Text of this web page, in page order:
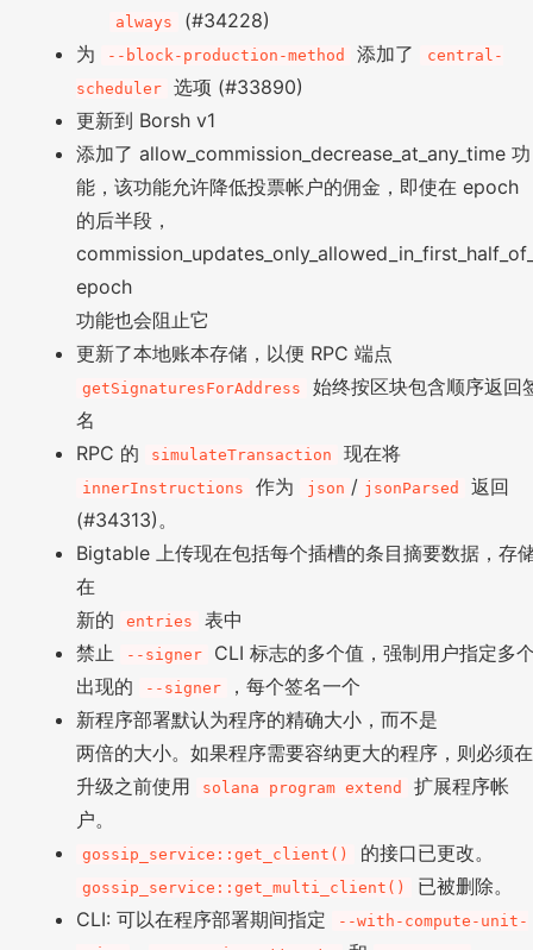
always
(#34228)
为
--block-production-method 添加了
central-
scheduler
选项 (#33890)
更新到 Borsh v1
添加了 allow_commission_decrease_at_any_time 功
能，该功能允许降低投票帐户的佣金，即使在 epoch
的后半段，
epoch
功能也会阻止它
更新了本地账本存储，以便 RPC 端点
getSignaturesForAddress
始终按区块包含顺序返回
名
RPC 的
simulateTransaction 现在将
innerInstructions 作为 json / jsonParsed
返回
(#34313)。
Bigtable 上传现在包括每个插槽的条目摘要数据，存
在
新的
entries
表中
禁止
--signer
CLI 标志的多个值，强制用户指定多
出现的
--signer
，每个签名一个
新程序部署默认为程序的精确大小，而不是
两倍的大小。如果程序需要容纳更大的程序，则必须在
升级之前使用
solana program extend
扩展程序帐
户。
gossip_service::get_client() 的接口已更改。
gossip_service::get_multi_client()
已被删除。
CLI: 可以在程序部署期间指定
--with-compute-unit-